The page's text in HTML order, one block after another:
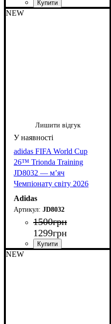
NEW
Лишити відгук
adidas FIFA World Cup
26™ Trionda Training
JD8032 — м’яч
Чемпіонату світу 2026
Adidas
JD8032
1500грн
1299грн
NEW